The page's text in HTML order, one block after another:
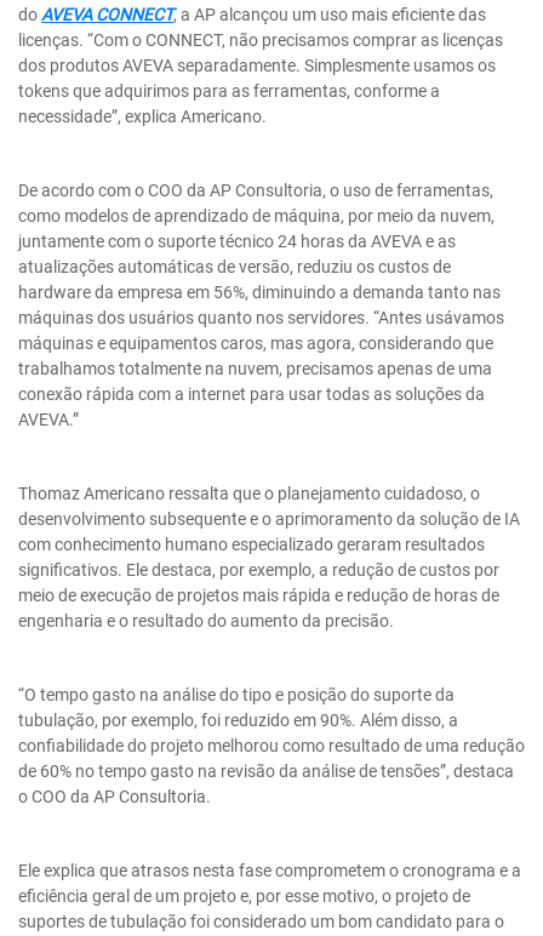
doAVEVA CONNECT, a AP alcançou um uso mais eficiente das
licenças. “Com o CONNECT, não precisamos comprar as licenças
dos produtos AVEVA separadamente. Simplesmente usamos os
tokens que adquirimos para as ferramentas, conforme a
necessidade”, explica Americano.
De acordo com o COO da AP Consultoria, o uso de ferramentas,
como modelos de aprendizado de máquina, por meio da nuvem,
juntamente com o suporte técnico 24 horas da AVEVA e as
atualizações automáticas de versão, reduziu os custos de
hardware da empresa em 56%, diminuindo a demanda tanto nas
máquinas dos usuários quanto nos servidores. “Antes usávamos
máquinas e equipamentos caros, mas agora, considerando que
trabalhamos totalmente na nuvem, precisamos apenas de uma
conexão rápida com a internet para usar todas as soluções da
AVEVA.”
Thomaz Americano ressalta que o planejamento cuidadoso, o
desenvolvimento subsequente e o aprimoramento da solução de IA
com conhecimento humano especializado geraram resultados
significativos. Ele destaca, por exemplo, a redução de custos por
meio de execução de projetos mais rápida e redução de horas de
engenharia e o resultado do aumento da precisão.
“O tempo gasto na análise do tipo e posição do suporte da
tubulação, por exemplo, foi reduzido em 90%. Além disso, a
confiabilidade do projeto melhorou como resultado de uma redução
de 60% no tempo gasto na revisão da análise de tensões”, destaca
o COO da AP Consultoria.
Ele explica que atrasos nesta fase comprometem o cronograma e a
eficiência geral de um projeto e, por esse motivo, o projeto de
suportes de tubulação foi considerado um bom candidato para o